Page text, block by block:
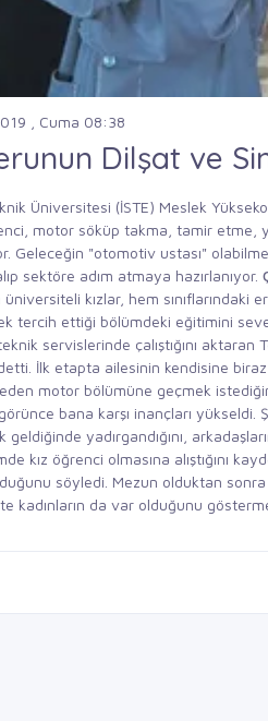
, Cuma 08:38
Dilşat ve
Üniversitesi (İSTE) Meslek
motor söküp takma, tamir
Geleceğin "otomotiv ustası"
sektöre adım atmaya hazırlanıyor.
kızlar, hem
tercih ettiği bölümdeki eğitimini
servislerinde çalıştığını
İlk etapta ailesinin kendisine biraz
motor bölümüne geçmek
bana karşı inançları
geldiğinde yadırgandığını,
kız öğrenci olmasına alıştığını
söyledi. Mezun olduktan
kadınların da var olduğunu